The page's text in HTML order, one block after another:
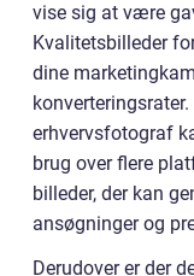
vise sig at være
Kvalitetsbilleder
dine
erhvervsfotograf
brug over flere
billeder, der kan
ansøgninger og
Derudover er der